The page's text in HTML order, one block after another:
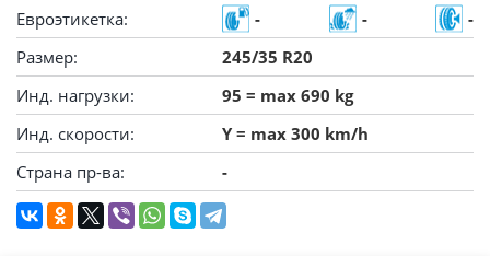
Евроэтикетка:
- -
-
Размер:
245/35 R20
Инд. нагрузки:
95 = max 690 kg
Инд. скорости:
Y = max 300 km/h
Страна пр-ва:
-